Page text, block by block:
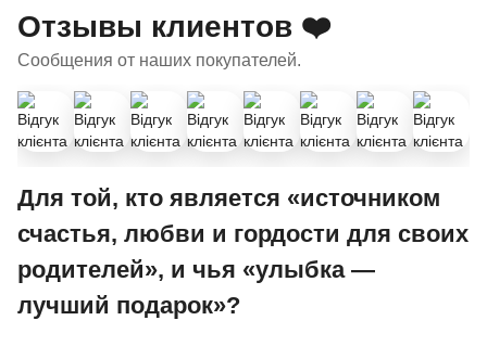
Отзывы клиентов ❤️
Сообщения от наших покупателей.
Для той, кто является «источником
счастья, любви и гордости для своих
родителей», и чья «улыбка —
лучший подарок»?